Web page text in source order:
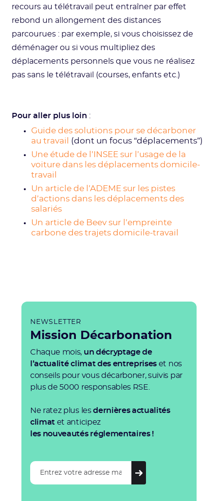
recours au télétravail peut entraîner par effet
rebond un allongement des distances
parcourues : par exemple, si vous choisissez de
déménager ou si vous multipliez des
déplacements personnels que vous ne réalisez
pas sans le télétravail (courses, enfants etc.)
Pour aller plus loin :
Guide des solutions pour se décarboner
au travail
(dont un focus “déplacements”)
Une étude de l’INSEE sur l’usage de la
voiture dans les déplacements domicile-
travail
Un article de l’ADEME sur les pistes
d’actions dans les déplacements des
salariés
Un article de Beev sur l’empreinte
carbone des trajets domicile-travail
NEWSLETTER
Mission Décarbonation
Chaque mois, un décryptage de
l’actualité climat des entreprises et nos
conseils pour vous décarboner, suivis par
plus de 5000 responsables RSE.
Ne ratez plus lesdernières actualités
climat et anticipez
les nouveautés réglementaires !